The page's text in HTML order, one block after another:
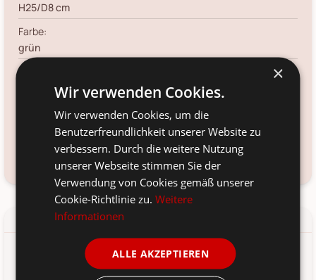
H25/D8 cm
Farbe:
grün
Material:
Kunststoff
Voraussichtliche Lieferung:
-14. Aug 2026*
Frage zum Produkt?Kundenservice kontaktieren
Produkt-/Sicherheitshinweise
Wunderschöne Fleur Artischocke von Chic Antique Denmark.
×
Wir verwenden Cookies.
Wir verwenden Cookies, um die
Benutzerfreundlichkeit unserer Website zu
verbessern. Durch die weitere Nutzung
unserer Webseite stimmen Sie der
Verwendung von Cookies gemäß unserer
Cookie-Richtlinie zu.Weitere
Informationen
ALLE AKZEPTIEREN